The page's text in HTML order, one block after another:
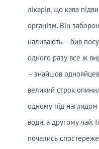
лікарів, що кава
організм. Він
наливають – бив
одного разу все ж
– знайшов
великий строк
одному під наглядом
води, а другому чай.
почались